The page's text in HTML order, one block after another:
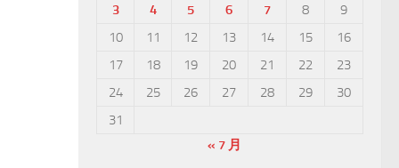
3
4 5 6 7 8
9
10
11 12 13 14 15
16
17
18 19 20 21 22
23
24
25 26 27 28 29
30
31
« 7 月